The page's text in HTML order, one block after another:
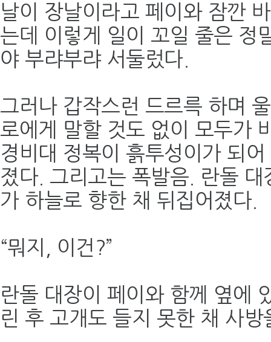
날이 장날이라고 페이와 잠깐
는데 이렇게 일이 꼬일 줄은 정
야 부랴부랴 서둘렀다.
그러나 갑작스런 드르륵 하며
로에게 말할 것도 없이 모두가
경비대 정복이 흙투성이가 되
졌다. 그리고는 폭발음. 란돌
가 하늘로 향한 채 뒤집어졌다.
“뭐지, 이건?”
란돌 대장이 페이와 함께 옆에
린 후 고개도 들지 못한 채 사방